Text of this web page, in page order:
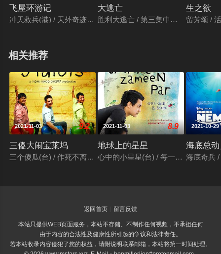
飞屋环游记
冲天救兵(港) / 天外奇迹(台) / 飞屋历险记
大逃亡
胜利大逃亡 / 第三集中营 / 绝处逢生 /
生之欲
留芳颂 /
相关推荐
2021-11-03 9.2
三傻大闹宝莱坞
三个傻瓜(台) / 作死不离3兄弟(港) / 三个白痴 / 三个傻蛋 / 三个呆
2021-11-03 8.9
地球上的星星
心中的小星星(台) / 每一个孩子都是特
2021-10-29
海底总
海底奇兵
返回首页 留言反馈
本站只提供WEB页面服务，本站不存储、不制作任何视频，不承担任何
由于内容的合法性及健康性所引起的争议和法律责任。
若本站收录内容侵犯了您的权益，请附说明联系邮箱，本站将第一时间处理。